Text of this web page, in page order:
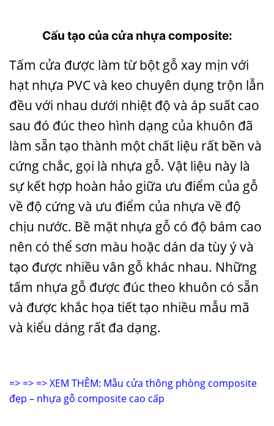
Cấu tạo của cửa nhựa composite:
Tấm cửa được làm từ bột gỗ xay mịn với
hạt nhựa PVC và keo chuyên dụng trộn lẫn
đều với nhau dưới nhiệt độ và áp suất cao
sau đó đúc theo hình dạng của khuôn đã
làm sẵn tạo thành một chất liệu rất bền và
cứng chắc, gọi là nhựa gỗ. Vật liệu này là
sự kết hợp hoàn hảo giữa ưu điểm của gỗ
về độ cứng và ưu điểm của nhựa về độ
chịu nước. Bề mặt nhựa gỗ có độ bám cao
nên có thể sơn màu hoặc dán da tùy ý và
tạo được nhiều vân gỗ khác nhau. Những
tấm nhựa gỗ được đúc theo khuôn có sẵn
và được khắc họa tiết tạo nhiều mẫu mã
và kiểu dáng rất đa dạng.
=> => => XEM THÊM: Mẫu cửa thông phòng composite
đẹp – nhựa gỗ composite cao cấp